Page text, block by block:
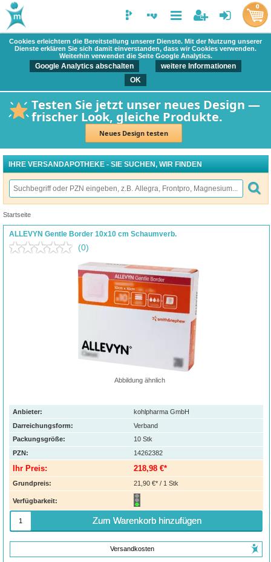
Cookies erleichtern die Bereitstellung unserer Dienste. Mit der Nutzung unserer
Dienste erklären Sie sich damit einverstanden, dass wir Cookies verwenden.
Weiterhin verwendet die Seite Google Analytics.
Google Analytics abschalten
weitere Informationen
OK
Testen Sie jetzt unser neues Design —
frischer Look, gleiche Produkte.
Neues Design testen
0
IHRE VERSANDAPOTHEKE - SIE SUCHEN, WIR FINDEN
Startseite
ALLEVYN Gentle Border 10x10 cm Schaumverb.
(0)
Abbildung ähnlich
Anbieter:
kohlpharma GmbH
Darreichungsform:
Verband
Packungsgröße:
10 Stk
PZN: 14262382
Ihr Preis: 218,98 €*
Grundpreis: 21,90 €* / 1 Stk
Verfügbarkeit:
Zum Warenkorb hinzufügen
Versandkosten